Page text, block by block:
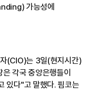
가능성에
(CIO)는 3일(현지시간)
각국 중앙은행들이
있다"고 말했다. 핌코는